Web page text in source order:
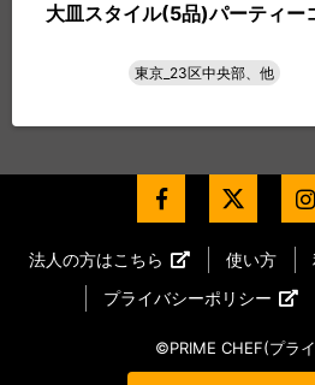
大皿スタイル(5品)パーティー
東京_23区中央部、他
法人の方はこちら 使い方
プライバシーポリシー
©PRIME CHEF(プラ